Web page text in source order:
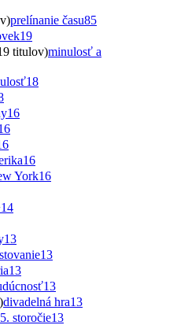
prelínanie času85
19
titulov)minulosť a
18
16
16
York16
14
13
13
13
13
divadelná hra13
storočie13